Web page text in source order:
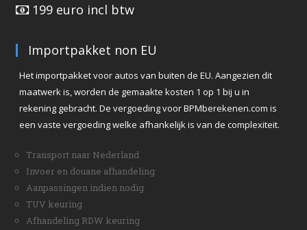
199 euro incl btw
Importpakket non EU
Het importpakket voor autos van buiten de EU. Aangezien dit
maatwerk is, worden de gemaakte kosten 1 op 1 bij u in
rekening gebracht. De vergoeding voor BPMberekenen.com is
een vaste vergoeding welke afhankelijk is van de complexiteit.
Transport naar Nederland
Invoer en douane afhandeling
Aanpassingen indien nodig
TUV keuring
Afhandeling RDW keuring